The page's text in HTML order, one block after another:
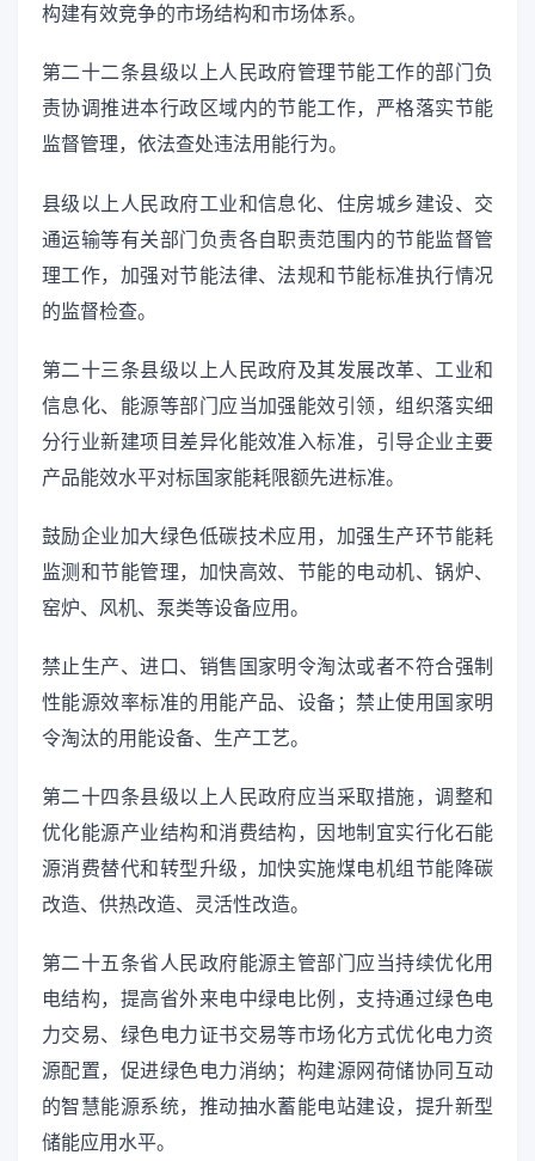
构建有效竞争的市场结构和市场体系。
第二十二条县级以上人民政府管理节能工作的部门负
责协调推进本行政区域内的节能工作，严格落实节能
监督管理，依法查处违法用能行为。
县级以上人民政府工业和信息化、住房城乡建设、交
通运输等有关部门负责各自职责范围内的节能监督管
理工作，加强对节能法律、法规和节能标准执行情况
的监督检查。
第二十三条县级以上人民政府及其发展改革、工业和
信息化、能源等部门应当加强能效引领，组织落实细
分行业新建项目差异化能效准入标准，引导企业主要
产品能效水平对标国家能耗限额先进标准。
鼓励企业加大绿色低碳技术应用，加强生产环节能耗
监测和节能管理，加快高效、节能的电动机、锅炉、
窑炉、风机、泵类等设备应用。
禁止生产、进口、销售国家明令淘汰或者不符合强制
性能源效率标准的用能产品、设备；禁止使用国家明
令淘汰的用能设备、生产工艺。
第二十四条县级以上人民政府应当采取措施，调整和
优化能源产业结构和消费结构，因地制宜实行化石能
源消费替代和转型升级，加快实施煤电机组节能降碳
改造、供热改造、灵活性改造。
第二十五条省人民政府能源主管部门应当持续优化用
电结构，提高省外来电中绿电比例，支持通过绿色电
力交易、绿色电力证书交易等市场化方式优化电力资
源配置，促进绿色电力消纳；构建源网荷储协同互动
的智慧能源系统，推动抽水蓄能电站建设，提升新型
储能应用水平。